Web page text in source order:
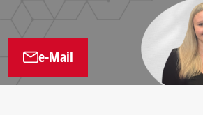
e-Mail